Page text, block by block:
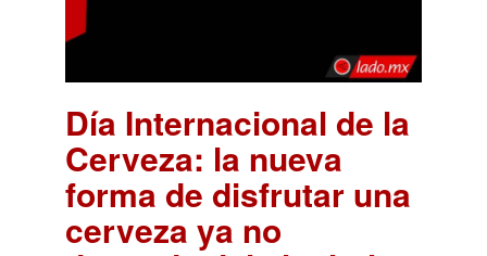
Día Internacional de la
Cerveza: la nueva
forma de disfrutar una
cerveza ya no